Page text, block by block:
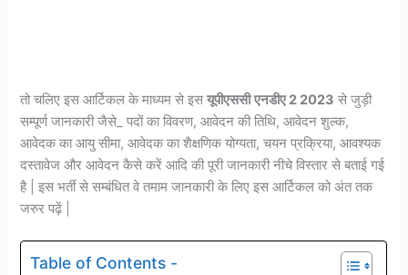
तो चलिए इस आर्टिकल के माध्यम से इसयूपीएससी एनडीए 2 2023 से जुड़ी
सम्पूर्ण जानकारी जैसे_ पदों का विवरण, आवेदन की तिथि, आवेदन शुल्क,
आवेदक का आयु सीमा, आवेदक का शैक्षणिक योग्यता, चयन प्रक्रिया, आवश्यक
दस्तावेज और आवेदन कैसे करें आदि की पूरी जानकारी नीचे विस्तार से बताई गई
है | इस भर्ती से सम्बंधित वे तमाम जानकारी के लिए इस आर्टिकल को अंत तक
जरुर पढ़ें |
Table of Contents -